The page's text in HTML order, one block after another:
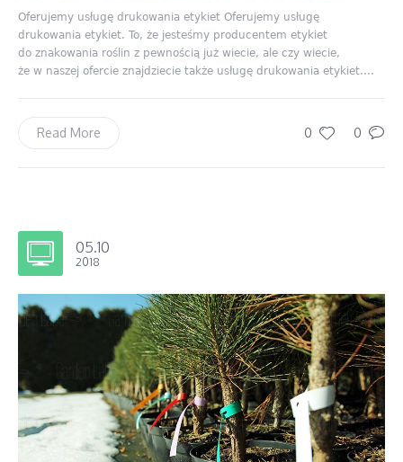
Oferujemy usługę drukowania etykiet Oferujemy usługę
drukowania etykiet. To, że jesteśmy producentem etykiet
do znakowania roślin z pewnością już wiecie, ale czy wiecie,
że w naszej ofercie znajdziecie także usługę drukowania etykiet....
0 0
Read More
05.10
2018